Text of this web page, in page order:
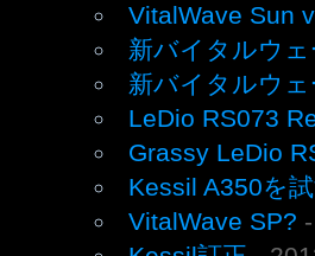
VitalWave Sun
新バイタルウ
新バイタルウ
LeDio RS073
Grassy LeDio
Kessil A350を
VitalWave SP?